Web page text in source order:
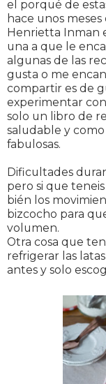
el porqué de
hace unos
Henrietta Inman
una a que le
algunas de las
gusta o me
compartir es de
experimentar
solo un libro de
saludable y
fabulosas.
Dificultades
pero si que
bién los
bizcocho para
volumen.
Otra cosa que
refrigerar las
antes y solo